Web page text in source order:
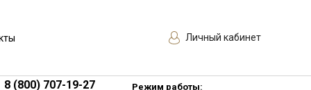
Личный кабинет
8 (800) 707-19-27
Режим работы: